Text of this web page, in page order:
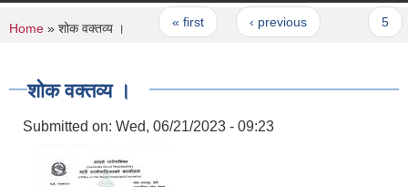
Pages
« first ‹ previous
You are here
Home » शोक वक्तव्य ।
शोक वक्तव्य ।
Submitted on: Wed, 06/21/2023 - 09:23